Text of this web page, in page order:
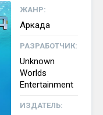
ЖАНР:
Аркада
РАЗРАБОТЧИК:
Unknown
Worlds
Entertainment
ИЗДАТЕЛЬ: